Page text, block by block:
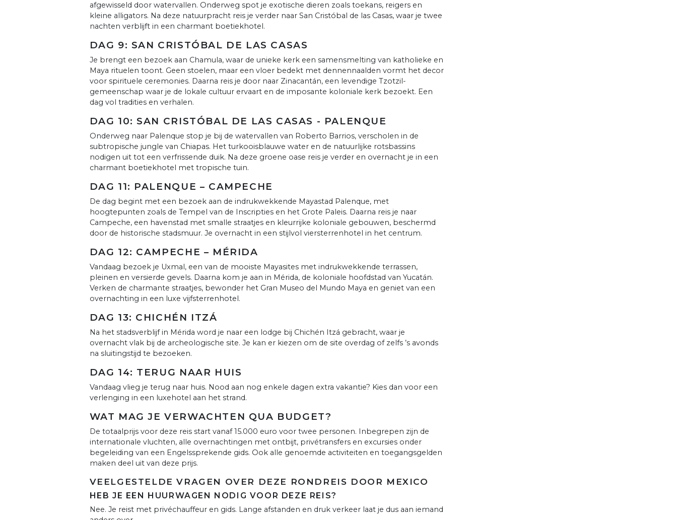
afgewisseld door watervallen. Onderweg spot je exotische dieren zoals toekans, reigers en
kleine alligators. Na deze natuurpracht reis je verder naar San Cristóbal de las Casas, waar je twee
nachten verblijft in een charmant boetiekhotel.
DAG 9: SAN CRISTÓBAL DE LAS CASAS
Je brengt een bezoek aan Chamula, waar de unieke kerk een samensmelting van katholieke en
Maya rituelen toont. Geen stoelen, maar een vloer bedekt met dennennaalden vormt het decor
voor spirituele ceremonies. Daarna reis je door naar Zinacantán, een levendige Tzotzil-
gemeenschap waar je de lokale cultuur ervaart en de imposante koloniale kerk bezoekt. Een
dag vol tradities en verhalen.
DAG 10: SAN CRISTÓBAL DE LAS CASAS - PALENQUE
Onderweg naar Palenque stop je bij de watervallen van Roberto Barrios, verscholen in de
subtropische jungle van Chiapas. Het turkooisblauwe water en de natuurlijke rotsbassins
nodigen uit tot een verfrissende duik. Na deze groene oase reis je verder en overnacht je in een
charmant boetiekhotel met tropische tuin.
DAG 11: PALENQUE – CAMPECHE
De dag begint met een bezoek aan de indrukwekkende Mayastad Palenque, met
hoogtepunten zoals de Tempel van de Inscripties en het Grote Paleis. Daarna reis je naar
Campeche, een havenstad met smalle straatjes en kleurrijke koloniale gebouwen, beschermd
door de historische stadsmuur. Je overnacht in een stijlvol viersterrenhotel in het centrum.
DAG 12: CAMPECHE – MÉRIDA
Vandaag bezoek je Uxmal, een van de mooiste Mayasites met indrukwekkende terrassen,
pleinen en versierde gevels. Daarna kom je aan in Mérida, de koloniale hoofdstad van Yucatán.
Verken de charmante straatjes, bewonder het Gran Museo del Mundo Maya en geniet van een
overnachting in een luxe vijfsterrenhotel.
DAG 13: CHICHÉN ITZÁ
Na het stadsverblijf in Mérida word je naar een lodge bij Chichén Itzá gebracht, waar je
overnacht vlak bij de archeologische site. Je kan er kiezen om de site overdag of zelfs ’s avonds
na sluitingstijd te bezoeken.
DAG 14: TERUG NAAR HUIS
Vandaag vlieg je terug naar huis. Nood aan nog enkele dagen extra vakantie? Kies dan voor een
verlenging in een luxehotel aan het strand.
WAT MAG JE VERWACHTEN QUA BUDGET?
De totaalprijs voor deze reis start vanaf 15.000 euro voor twee personen. Inbegrepen zijn de
internationale vluchten, alle overnachtingen met ontbijt, privétransfers en excursies onder
begeleiding van een Engelssprekende gids. Ook alle genoemde activiteiten en toegangsgelden
maken deel uit van deze prijs.
VEELGESTELDE VRAGEN OVER DEZE RONDREIS DOOR MEXICO
HEB JE EEN HUURWAGEN NODIG VOOR DEZE REIS?
Nee. Je reist met privéchauffeur en gids. Lange afstanden en druk verkeer laat je dus aan iemand